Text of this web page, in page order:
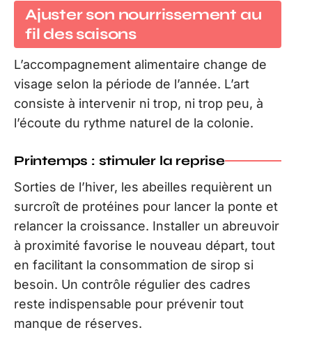
Ajuster son nourrissement au
fil des saisons
L’accompagnement alimentaire change de
visage selon la période de l’année. L’art
consiste à intervenir ni trop, ni trop peu, à
l’écoute du rythme naturel de la colonie.
Printemps : stimuler la reprise
Sorties de l’hiver, les abeilles requièrent un
surcroît de protéines pour lancer la ponte et
relancer la croissance. Installer un abreuvoir
à proximité favorise le nouveau départ, tout
en facilitant la consommation de sirop si
besoin. Un contrôle régulier des cadres
reste indispensable pour prévenir tout
manque de réserves.